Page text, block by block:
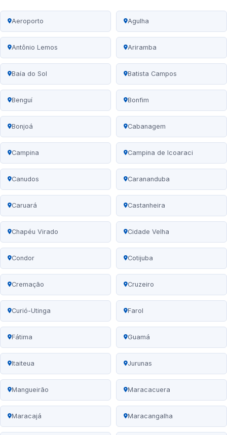
Aeroporto Agulha
Antônio Lemos Ariramba
Baía do Sol Batista Campos
Benguí Bonfim
Bonjoá Cabanagem
Campina Campina de Icoaraci
Canudos Carananduba
Caruará Castanheira
Chapéu Virado Cidade Velha
Condor Cotijuba
Cremação Cruzeiro
Curió-Utinga Farol
Fátima Guamá
Itaiteua Jurunas
Mangueirão Maracacuera
Maracajá Maracangalha